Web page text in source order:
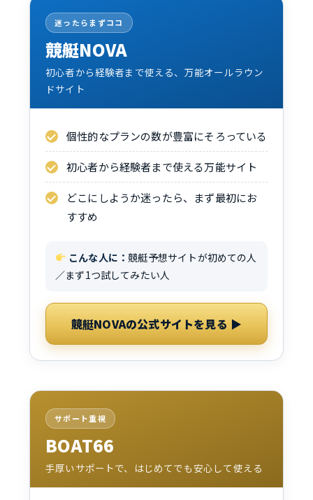
迷ったらまずココ
競艇NOVA
初心者から経験者まで使える、万能オールラウン
ドサイト
個性的なプランの数が豊富にそろっている
初心者から経験者まで使える万能サイト
どこにしようか迷ったら、まず最初にお
すすめ
こんな人に： 競艇予想サイトが初めての人
／まず1つ試してみたい人
競艇NOVAの公式サイトを見る ▶
サポート重視
BOAT66
手厚いサポートで、はじめてでも安心して使える